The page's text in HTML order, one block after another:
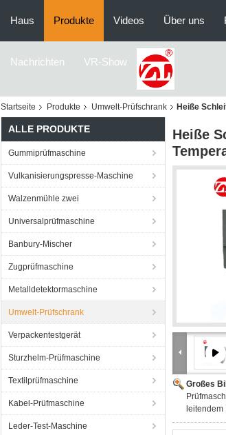
Haus Produkte Videos Über uns
Nachrichten VR-Show
Startseite Produkte Umwelt-Prüfschrank Heiße
ALLE PRODUKTE
Gummiprüfmaschine
Vulkanisierungspresse-Maschine
Walzenmühle zwei
Universalprüfmaschine
Banbury-Mischer
Zugprüfmaschine
Metalldetektormaschine
Umwelt-Prüfschrank
Verpackentestgerät
Sturzhelm-Prüfmaschine
Textilprüfmaschine
Kabel-Prüfmaschine
Leder-Test-Maschine
Heiße
Großes
leitendem